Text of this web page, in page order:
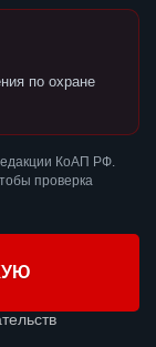
по охране
КоАП РФ.
проверка